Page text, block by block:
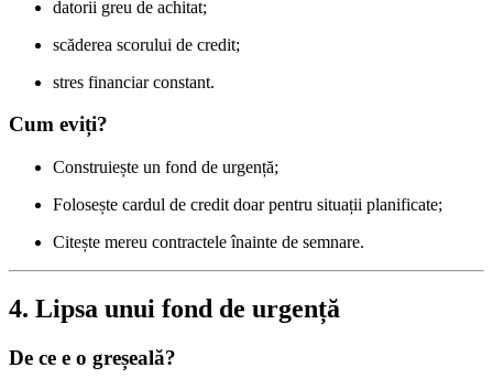
datorii greu de achitat;
scăderea scorului de credit;
stres financiar constant.
Cum eviți?
Construiește un fond de urgență;
Folosește cardul de credit doar pentru situații planificate;
Citește mereu contractele înainte de semnare.
4. Lipsa unui fond de urgență
De ce e o greșeală?